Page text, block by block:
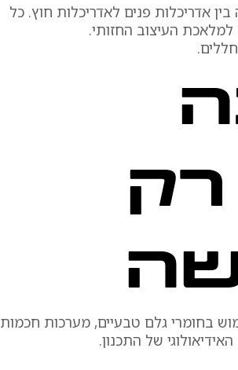
אדריכלות פנים לאדריכלות חוץ. כל
העיצוב החזותי.
בחומרי גלם טבעיים, מערכות חכמות
של התכנון.